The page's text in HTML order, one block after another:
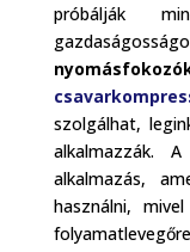
próbálják
szolgálhat,
alkalmazzák. A
alkalmazás,
használni,